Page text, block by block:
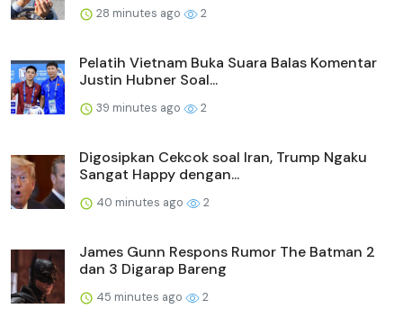
28 minutes ago 2
Pelatih Vietnam Buka Suara Balas Komentar
Justin Hubner Soal...
39 minutes ago 2
Digosipkan Cekcok soal Iran, Trump Ngaku
Sangat Happy dengan...
40 minutes ago 2
James Gunn Respons Rumor The Batman 2
dan 3 Digarap Bareng
45 minutes ago 2